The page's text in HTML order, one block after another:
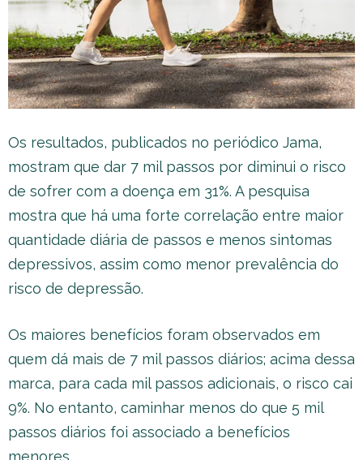
Os resultados, publicados no periódico Jama,
mostram que dar 7 mil passos por diminui o risco
de sofrer com a doença em 31%. A pesquisa
mostra que há uma forte correlação entre maior
quantidade diária de passos e menos sintomas
depressivos, assim como menor prevalência do
risco de depressão.
Os maiores benefícios foram observados em
quem dá mais de 7 mil passos diários; acima dessa
marca, para cada mil passos adicionais, o risco cai
9%. No entanto, caminhar menos do que 5 mil
passos diários foi associado a benefícios
menores.